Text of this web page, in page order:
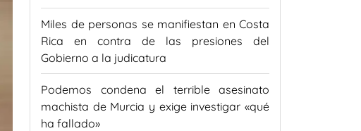
Miles de personas se manifiestan en Costa
Rica en contra de las presiones del
Gobierno a la judicatura
Podemos condena el terrible asesinato
machista de Murcia y exige investigar «qué
ha fallado»